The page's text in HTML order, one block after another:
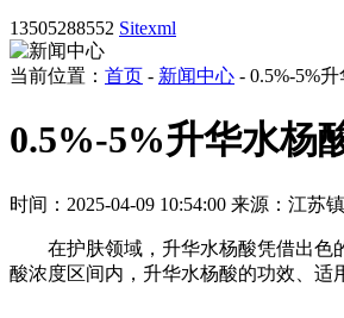
13505288552 Sitexml
当前位置： 首页 - 新闻中心 - 0.5%-5%
0.5%-5%升华水杨
时间：2025-04-09 10:54:00 来源：江苏
在护肤领域，升华水杨酸凭借出色
酸浓度区间内，升华水杨酸的功效、适